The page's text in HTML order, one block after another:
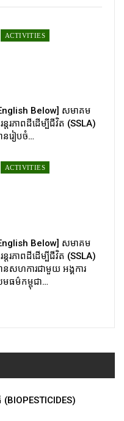
ACTIVITIES
Below] សមាគម
ន្តរភាពដីដើម្បីជីវិត (SSLA)
នរៀបចំ…
ACTIVITIES
Below] សមាគម
ន្តរភាពដីដើម្បីជីវិត (SSLA)
នសហការជាមួយ អង្គការ
ធម៌កម្ពុជា…
(BIOPESTICIDES)